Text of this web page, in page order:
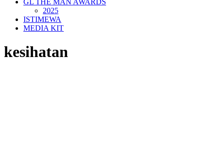
GL THE MAN AWARDS
2025
ISTIMEWA
MEDIA KIT
kesihatan